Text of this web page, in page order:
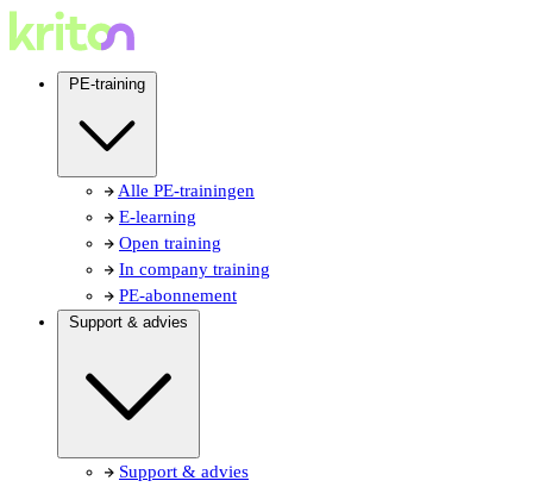
PE-training
Alle PE-trainingen
E-learning
Open training
In company training
PE-abonnement
Support & advies
Support & advies